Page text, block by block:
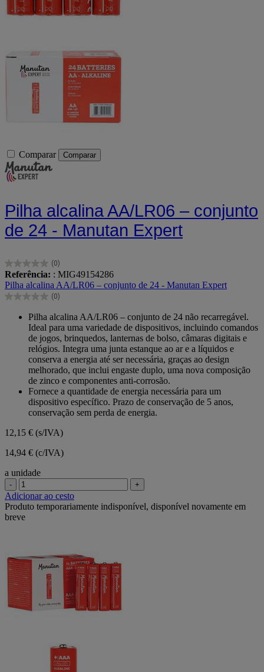
Comparar Comparar
Pilha alcalina AA/LR06 – conjunto
de 24 - Manutan Expert
(0)
0.0
em
5
estrelas.
Referência: : MIG49154286
Pilha alcalina AA/LR06 – conjunto de 24 - Manutan Expert
(0)
0.0
estrelas.
Pilha alcalina AA/LR06 – conjunto de 24 não recarregável.
Ideal para uma variedade de dispositivos, incluindo comandos
de jogos, brinquedos, lanternas de bolso, câmaras digitais e
relógios. Integra uma junta estanque ao ar e a líquidos e
conserva a energia até ser necessária, graças ao design
melhorado, que inclui engaste duplo, uma nova composição
de zinco e componentes anti-corrosão.
Fornece a quantidade de energia necessária para um
dispositivo específico. Prazo de conservação de 5 anos,
conservação sem perda de energia.
12,15 € (s/IVA)
14,94 € (c/IVA)
a unidade
- +
Adicionar ao cesto
Produto temporariamente indisponível, disponível novamente em
breve